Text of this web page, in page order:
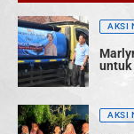
AKSI
untuk
AKSI